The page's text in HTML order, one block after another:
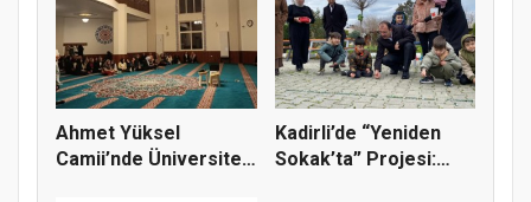
Ahmet Yüksel
Camii’nde Üniversiteli
Kadirli’de “Yeniden
Sokak’ta” Projesi: